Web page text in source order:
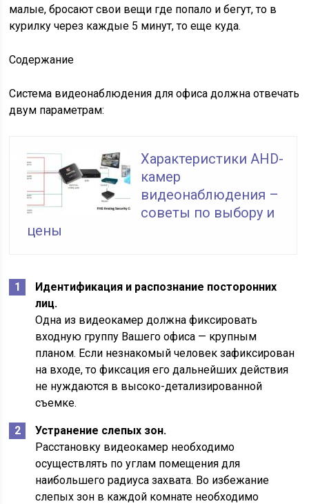
малые, бросают свои вещи где попало и бегут, то в
курилку через каждые 5 минут, то еще куда.
Содержание
Система видеонаблюдения для офиса должна отвечать
двум параметрам:
Характеристики AHD-
камер
видеонаблюдения –
советы по выбору и
цены
Идентификация и распознание посторонних
лиц.
Одна из видеокамер должна фиксировать
входную группу Вашего офиса — крупным
планом. Если незнакомый человек зафиксирован
на входе, то фиксация его дальнейших действия
не нуждаются в высоко-детализированной
съемке.
Устранение слепых зон.
Расстановку видеокамер необходимо
осуществлять по углам помещения для
наибольшего радиуса захвата. Во избежание
слепых зон в каждой комнате необходимо